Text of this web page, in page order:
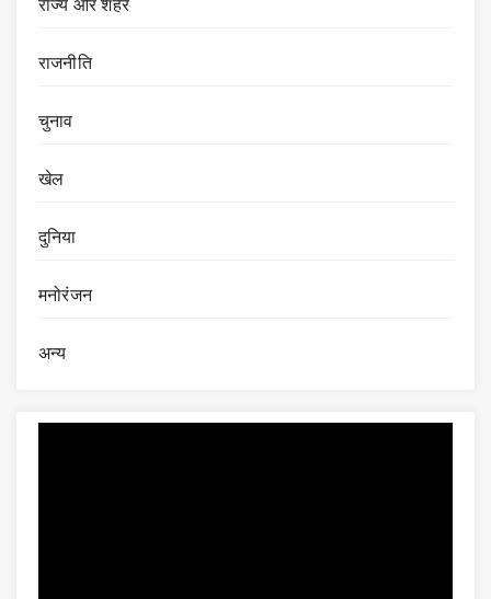
राज्य और शहर
राजनीति
चुनाव
खेल
दुनिया
मनोरंजन
अन्य